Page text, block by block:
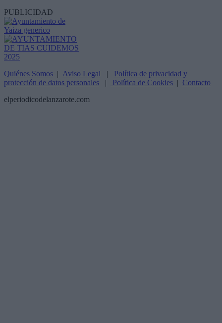
PUBLICIDAD
Quiénes Somos | Aviso Legal | Política de privacidad y
protección de datos personales | Política de Cookies | Contacto
elperiodicodelanzarote.com